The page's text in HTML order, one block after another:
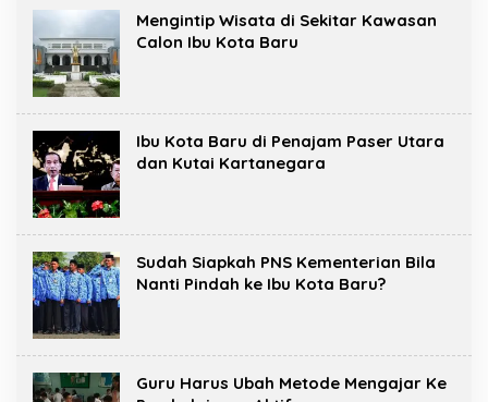
Mengintip Wisata di Sekitar Kawasan
Calon Ibu Kota Baru
Ibu Kota Baru di Penajam Paser Utara
dan Kutai Kartanegara
Sudah Siapkah PNS Kementerian Bila
Nanti Pindah ke Ibu Kota Baru?
Guru Harus Ubah Metode Mengajar Ke